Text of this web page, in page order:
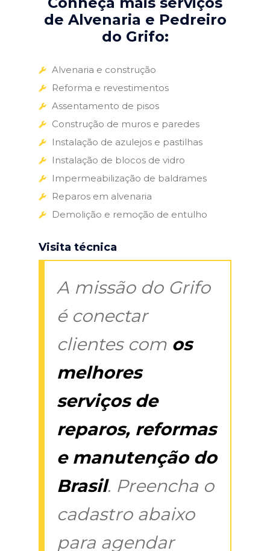
de Alvenaria e Pedreiro
do Grifo:
Alvenaria e construção
Reforma e revestimentos
Assentamento de pisos
Construção de muros e paredes
Instalação de azulejos e pastilhas
Instalação de blocos de vidro
Impermeabilização de baldrames
Reparos em alvenaria
Demolição e remoção de entulho
Visita técnica
A missão do Grifo
é conectar
clientes com os
melhores
serviços de
reparos, reformas
e manutenção do
Brasil. Preencha o
cadastro abaixo
para agendar